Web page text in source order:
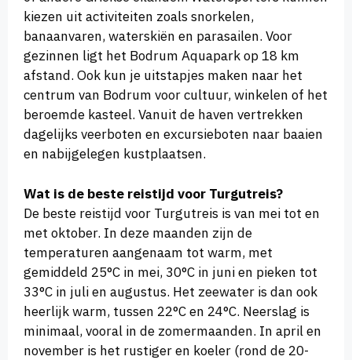
kiezen uit activiteiten zoals snorkelen,
banaanvaren, waterskiën en parasailen. Voor
gezinnen ligt het Bodrum Aquapark op 18 km
afstand. Ook kun je uitstapjes maken naar het
centrum van Bodrum voor cultuur, winkelen of het
beroemde kasteel. Vanuit de haven vertrekken
dagelijks veerboten en excursieboten naar baaien
en nabijgelegen kustplaatsen.
Wat is de beste reistijd voor Turgutreis?
De beste reistijd voor Turgutreis is van mei tot en
met oktober. In deze maanden zijn de
temperaturen aangenaam tot warm, met
gemiddeld 25°C in mei, 30°C in juni en pieken tot
33°C in juli en augustus. Het zeewater is dan ook
heerlijk warm, tussen 22°C en 24°C. Neerslag is
minimaal, vooral in de zomermaanden. In april en
november is het rustiger en koeler (rond de 20-